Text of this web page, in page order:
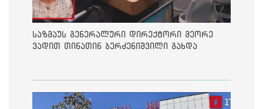
საზმაუს გენერალური დირექტორი მეორე
ვადით თინათინ ბერძენიშვილი გახდა